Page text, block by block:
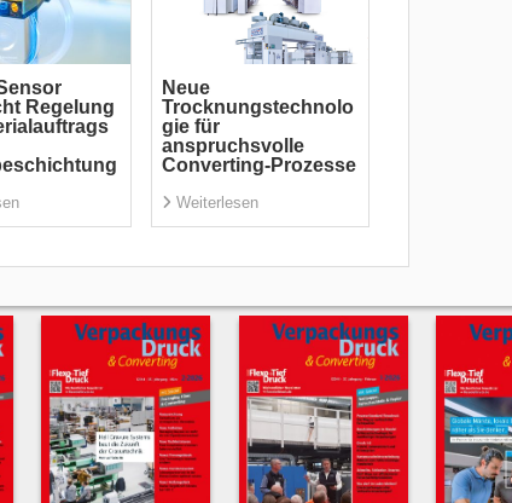
Regelung
Neue
Trocknungstechnolo
gie für
anspruchsvolle
Converting-Prozesse
Weiterlesen